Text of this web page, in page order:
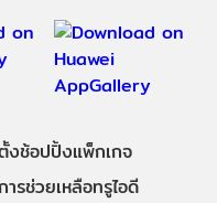
งช้อปปิ้งแพ็กเกจ
ารช่วยเหลือทรูไอดี